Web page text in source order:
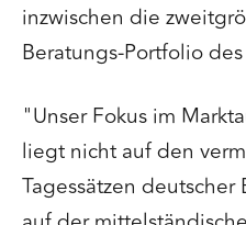
inzwischen die
Beratungs-Portfolio
"Unser Fokus im
liegt nicht auf den
Tagessätzen